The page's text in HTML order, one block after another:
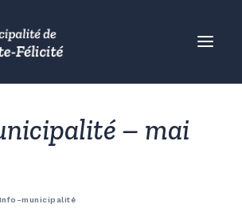
– mai
Info-municipalité